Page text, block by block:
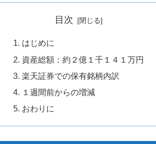
目次
はじめに
資産総額：約２億１千１４１万円
楽天証券での保有銘柄内訳
１週間前からの増減
おわりに